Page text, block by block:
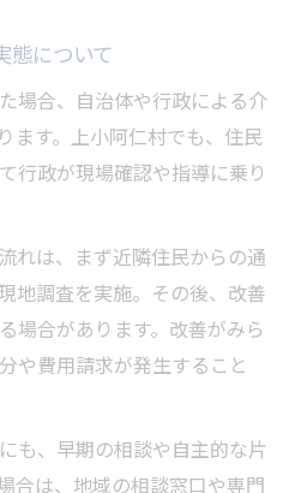
態について
場合、自治体や行政による介
ます。上小阿仁村でも、住民
行政が現場確認や指導に乗り
れは、まず近隣住民からの通
地調査を実施。その後、改善
場合があります。改善がみら
や費用請求が発生すること
も、早期の相談や自主的な片
合は、地域の相談窓口や専門